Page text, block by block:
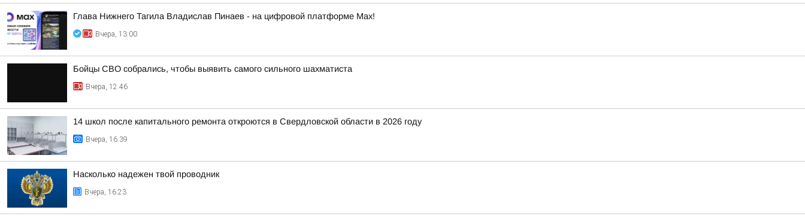
Глава Нижнего Тагила Владислав Пинаев - на цифровой платформе Max!
Вчера, 13:00
Бойцы СВО собрались, чтобы выявить самого сильного шахматиста
Вчера, 12:46
14 школ после капитального ремонта откроются в Свердловской области в 2026 году
Вчера, 16:39
Насколько надежен твой проводник
Вчера, 16:23